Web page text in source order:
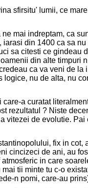
sfirsitu' lumii, ce
ne mai indreptam, ca
iarasi din 1400 ca sa
sa citesti ce gindeau
din alte timpuri
ca va veni de la
nu de alta, nu
a curatat
rezultatul ? Niste
vitezei de evolutie. Pai
fix in cot,
cincizeci de ani, au
in care
tii minte tu c-o
n pomi, care-au